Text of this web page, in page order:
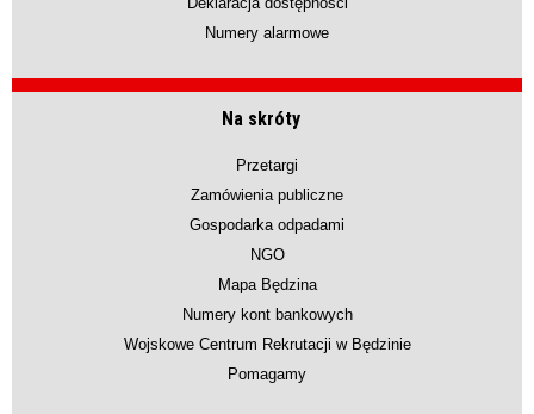
Numery alarmowe
Na skróty
Przetargi
Zamówienia publiczne
Gospodarka odpadami
NGO
Mapa Będzina
Numery kont bankowych
Wojskowe Centrum Rekrutacji w Będzinie
Pomagamy